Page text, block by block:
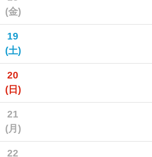
(金)
19
(土)
20
(日)
21
(月)
22